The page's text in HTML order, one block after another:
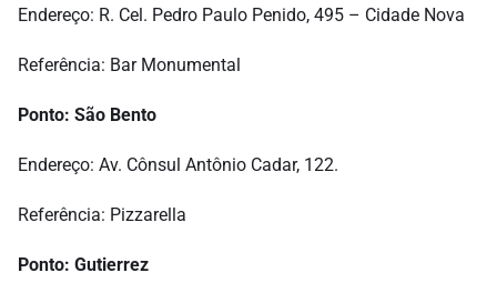
Endereço: R. Cel. Pedro Paulo Penido, 495 – Cidade Nova
Referência: Bar Monumental
Ponto: São Bento
Endereço: Av. Cônsul Antônio Cadar, 122.
Referência: Pizzarella
Ponto: Gutierrez